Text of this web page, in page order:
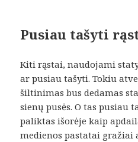
Pusiau tašyti
Kiti rąstai, naudojami
ar pusiau tašyti. Tokiu
šiltinimas bus dedamas
sienų pusės. O tas pusiau
paliktas išorėje kaip
medienos pastatai gražiai